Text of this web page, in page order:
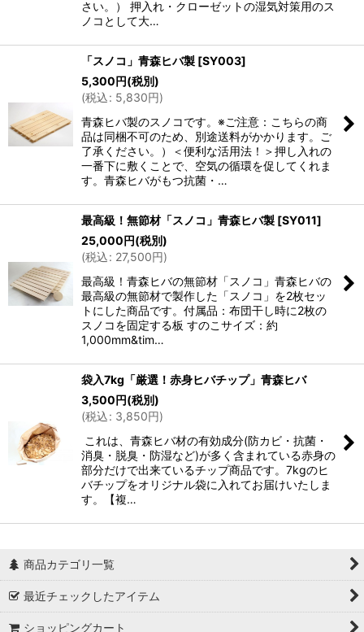
さい。） 押入れ・クローゼットの湿気対策用のス
ノコとして大…
「スノコ」青森ヒバ製 [SY003]
5,300円(税別)
(税込: 5,830円)
青森ヒバ製のスノコです。※ご注意：こちらの商
品は同梱不可のため、別途送料がかかります。ご
了承ください。）＜便利な活用法！＞押し入れの
一番下に敷くことで、空気の循環を促してくれま
す。青森ヒバがもつ抗菌・…
最高級！無節材「スノコ」青森ヒバ製 [SY011]
25,000円(税別)
(税込: 27,500円)
最高級！青森ヒバの無節材「スノコ」青森ヒバの
最高級の無節材で製作した「スノコ」を2枚セッ
トにした商品です。付属品：布団干し時に2枚の
スノコを固定する板 すのこサイズ：約
1,000mm&tim…
袋入7kg「厳選！赤身ヒバチップ」青森ヒバ
3,500円(税別)
(税込: 3,850円)
これは、青森ヒバ材の有効成分(防カビ・抗菌・
消臭・脱臭・防湿など)が多く含まれている赤身の
部分だけで出来ているチップ商品です。7kgのヒ
バチップをオリジナル袋に入れてお届けいたしま
す。【複…
商品カテゴリ一覧
最近チェックしたアイテム
ショッピングカート